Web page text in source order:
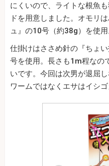
にくいので、ライトな根魚
ドを用意しました。オモリ
ュ』の10号（約38g）を使用
仕掛けはささめ針の『ちょ
号を使用。長さも1m程なの
いです。今回は次男が退屈
ワームではなくエサはイシゴ